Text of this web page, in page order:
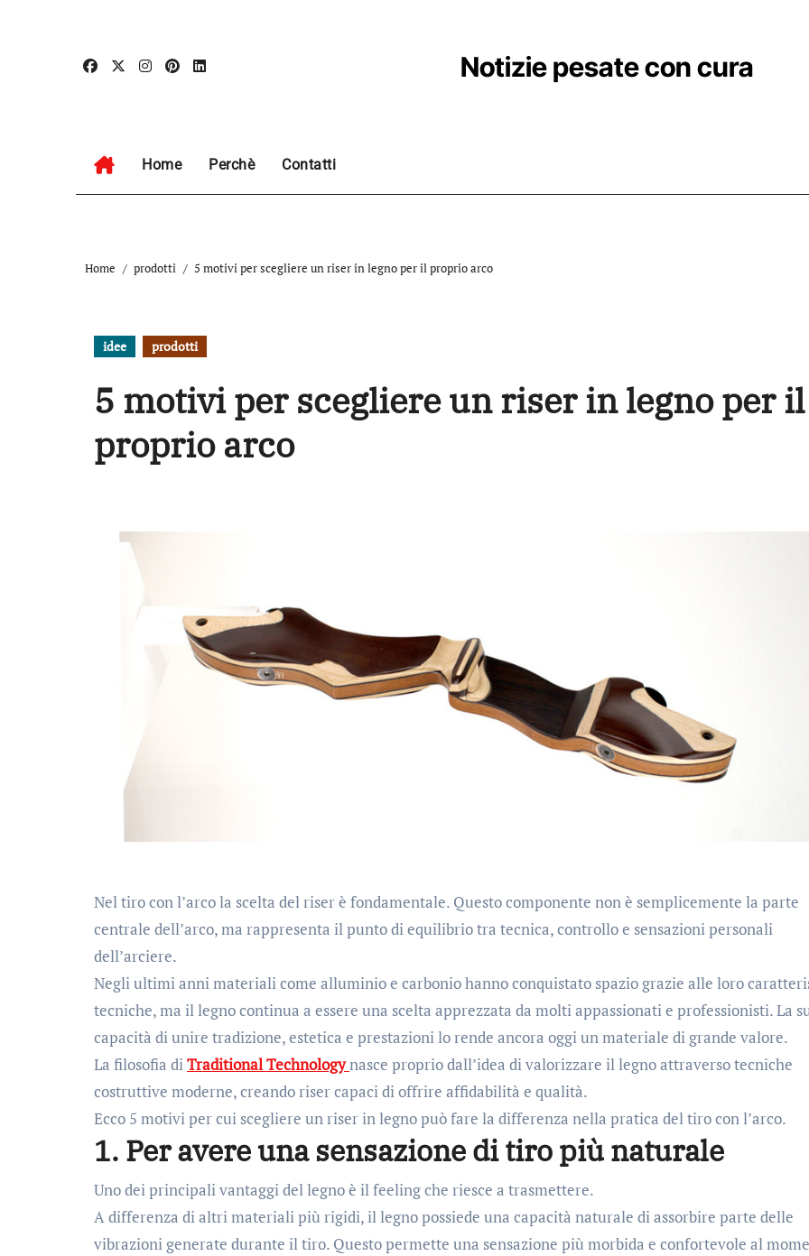
Notizie pesate con cura
Home Perchè Contatti
Home prodotti 5 motivi per scegliere un riser in legno per il proprio arco
idee prodotti
5 motivi per scegliere un riser in legno per il
proprio arco
Nel tiro con l’arco la scelta del riser è fondamentale. Questo componente non è semplicemente la parte
centrale dell’arco, ma rappresenta il punto di equilibrio tra tecnica, controllo e sensazioni personali
dell’arciere.
Negli ultimi anni materiali come alluminio e carbonio hanno conquistato spazio grazie alle loro
tecniche, ma il legno continua a essere una scelta apprezzata da molti appassionati e professionisti. La
capacità di unire tradizione, estetica e prestazioni lo rende ancora oggi un materiale di grande valore.
La filosofia diTraditional Technologynasce proprio dall’idea di valorizzare il legno attraverso tecniche
costruttive moderne, creando riser capaci di offrire affidabilità e qualità.
Ecco 5 motivi per cui scegliere un riser in legno può fare la differenza nella pratica del tiro con l’arco.
1. Per avere una sensazione di tiro più naturale
Uno dei principali vantaggi del legno è il feeling che riesce a trasmettere.
A differenza di altri materiali più rigidi, il legno possiede una capacità naturale di assorbire parte delle
vibrazioni generate durante il tiro. Questo permette una sensazione più morbida e confortevole al